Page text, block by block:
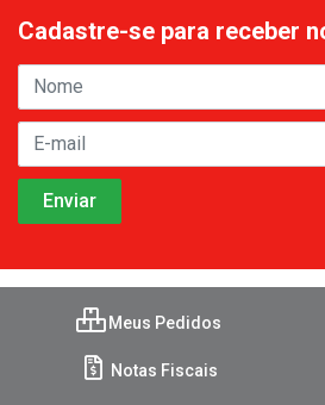
Cadastre-se para receber
Meus Pedidos
Notas Fiscais